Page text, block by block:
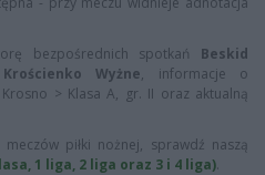
bezpośrednich spotkań Beskid
Wyżne, informacje o
> Klasa A, gr. II oraz aktualną
piłki nożnej, sprawdź naszą
1 liga, 2 liga oraz 3 i 4 liga).